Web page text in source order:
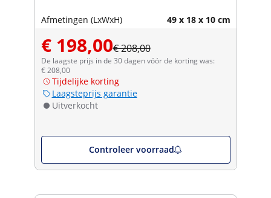
Afmetingen (LxWxH) 49 x 18 x 10 cm
€ 198,00€ 208,00
De laagste prijs in de 30 dagen vóór de korting was:
€ 208,00
Tijdelijke korting
Laagsteprijs garantie
Uitverkocht
Controleer voorraad